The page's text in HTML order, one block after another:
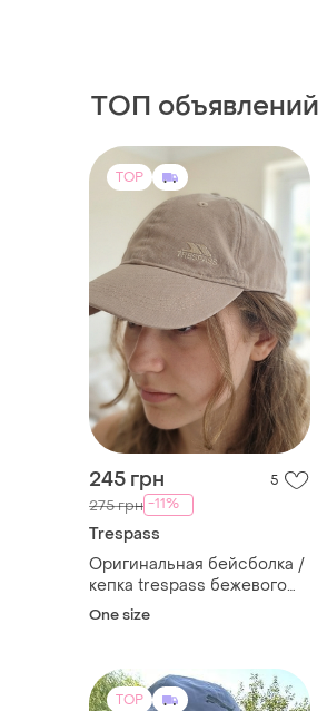
ТОП объявлений
TOP
245 грн 5
275 грн -11%
Trespass
Оригинальная бейсболка /
кепка trespass бежевого
цвета
One size
TOP